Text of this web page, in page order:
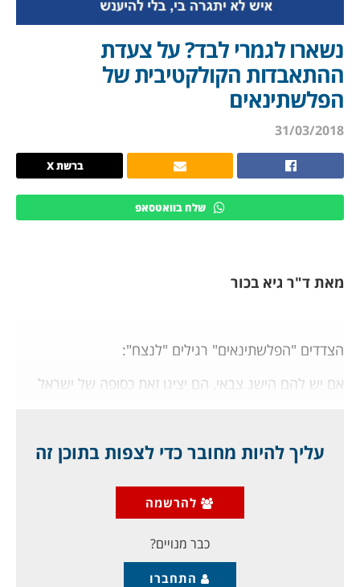
נשארו לגמרי לבד? על צעדת
ההתאבדות הקולקטיבית של
הפלשתינאים
31/03/2018
ברשת X
שלח בוואטסאפ
מאת ד"ר גיא בכור
הצדדים "הפלשתינאים" רגילים "לנצח":
אם יש להם הישג צבאי, הם יציגו זאת כסופה של ישראל
הקהל במערב. אך לא כך קרה הפעם: התבוסה והקריסה
הם פנומנליים, ובעצם זו היתה צעדת התאבדות קולקטיבית,
אויבינו, והחמאס הטביע בכך גם את עבאס. דוגמה: הם
מיהרו לפנות את מועצת הביטחון, כדי לחלץ רבע הישג
עליך להיות מחובר כדי לצפות בתוכן זה
להרשמה
כבר מנויים?
התחברו